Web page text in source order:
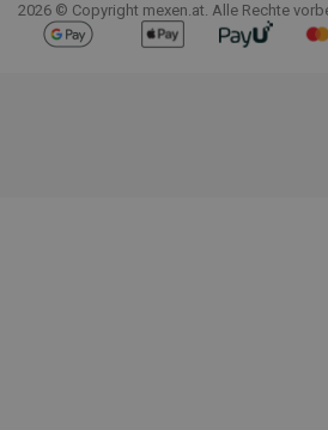
2026 © Copyright mexen.at. Alle Rechte